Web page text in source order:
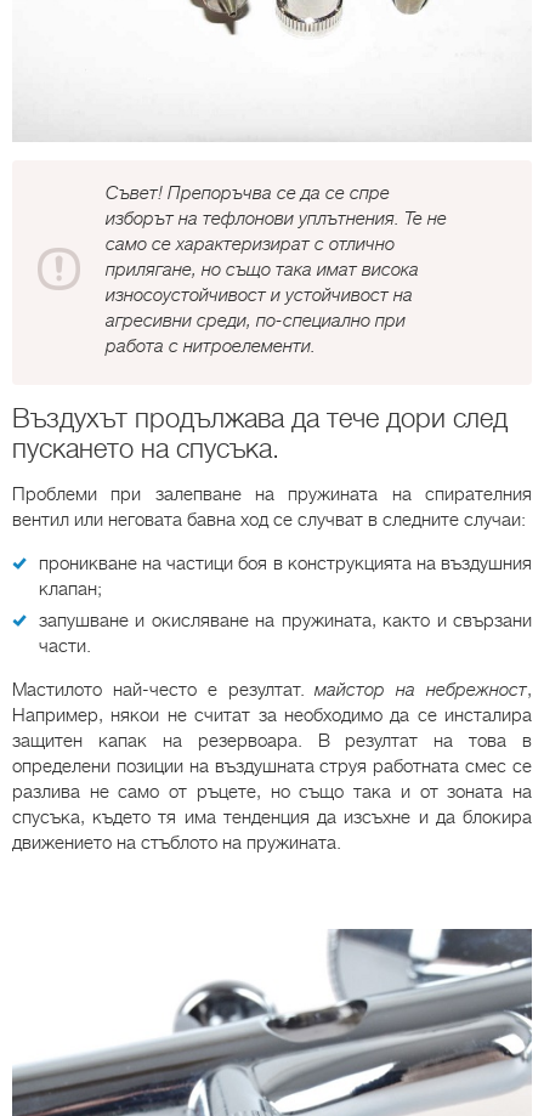
Съвет! Препоръчва се да се спре
изборът на тефлонови уплътнения. Те не
само се характеризират с отлично
прилягане, но също така имат висока
износоустойчивост и устойчивост на
агресивни среди, по-специално при
работа с нитроелементи.
Въздухът продължава да тече дори след
пускането на спусъка.
Проблеми при залепване на пружината на спирателния
вентил или неговата бавна ход се случват в следните случаи:
проникване на частици боя в конструкцията на въздушния
клапан;
запушване и окисляване на пружината, както и свързани
части.
Мастилото най-често е резултат.майстор на небрежност,
Например, някои не считат за необходимо да се инсталира
защитен капак на резервоара. В резултат на това в
определени позиции на въздушната струя работната смес се
разлива не само от ръцете, но също така и от зоната на
спусъка, където тя има тенденция да изсъхне и да блокира
движението на стъблото на пружината.